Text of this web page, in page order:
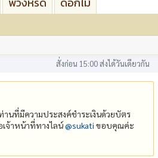
สั่งก่อน 15:00 ส่งได้วันเดียวกัน
านที่มีความประสงค์ชำระเงินด้วยบัตร
เจ้าหน้าที่ทางไลน์@‌sukati ขอบคุณค่ะ